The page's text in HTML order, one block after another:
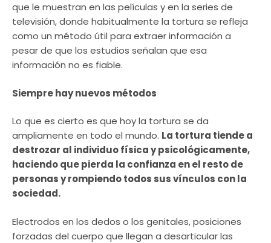
que le muestran en las películas y en la series de
televisión, donde habitualmente la tortura se refleja
como un método útil para extraer información a
pesar de que los estudios señalan que esa
información no es fiable.
Siempre hay nuevos métodos
Lo que es cierto es que hoy la tortura se da
ampliamente en todo el mundo. La tortura tiende a
destrozar al individuo física y psicológicamente,
haciendo que pierda la confianza en el resto de
personas y rompiendo todos sus vínculos con la
sociedad.
Electrodos en los dedos o los genitales, posiciones
forzadas del cuerpo que llegan a desarticular las